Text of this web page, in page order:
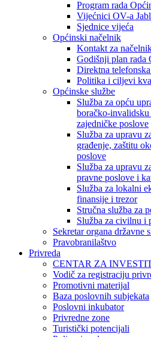
Program rada
Vijećnici OV-a
Sjednice vijeća
Općinski načelnik
Kontakt za
Godišnji plan rada
Direktna
Politika i ciljevi
Općinske službe
Služba za opću
boračko-invalidsku
zajedničke poslove
Služba za upravu
građenje, zaštitu
poslove
Služba za upravu
pravne poslove i
Služba za lokalni
finansije i trezor
Stručna služba za
Služba za civilnu i
Sekretar organa državne
Pravobranilaštvo
Privreda
CENTAR ZA
Vodič za registraciju
Promotivni materijal
Baza poslovnih subjekata
Poslovni inkubator
Privredne zone
Turistički potencijali